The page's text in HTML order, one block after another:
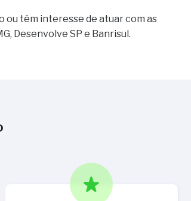
ou têm interesse de atuar com as
Desenvolve SP e Banrisul.